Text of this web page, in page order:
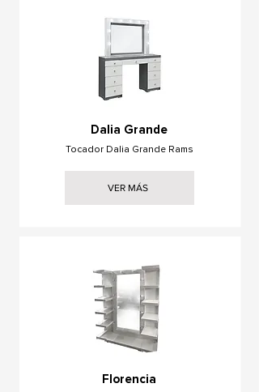
Dalia Grande
Tocador Dalia Grande Rams
VER MÁS
Florencia